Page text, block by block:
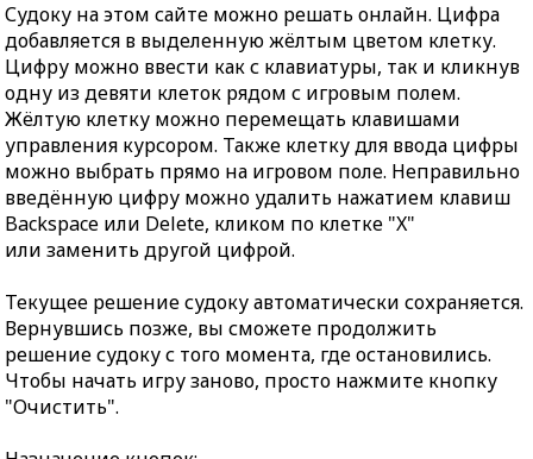
Судоку на этом сайте можно решать онлайн. Цифра
добавляется в выделенную жёлтым цветом клетку.
Цифру можно ввести как с клавиатуры, так и кликнув
одну из девяти клеток рядом с игровым полем.
Жёлтую клетку можно перемещать клавишами
управления курсором. Также клетку для ввода цифры
можно выбрать прямо на игровом поле. Неправильно
введённую цифру можно удалить нажатием клавиш
Backspace или Delete, кликом по клетке "X"
или заменить другой цифрой.
Текущее решение судоку автоматически сохраняется.
Вернувшись позже, вы сможете продолжить
решение судоку с того момента, где остановились.
Чтобы начать игру заново, просто нажмите кнопку
"Очистить".